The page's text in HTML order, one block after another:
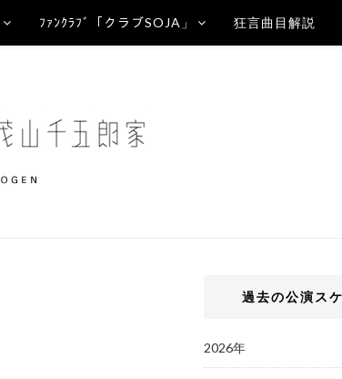
ﾌｧﾝｸﾗﾌﾞ「クラブSOJA」 狂言曲目解説
過去の公演ス
2026年